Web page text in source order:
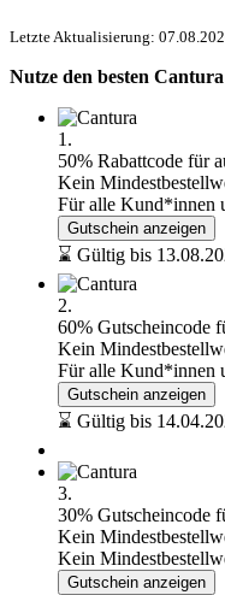
Letzte Aktualisierung:
Nutze den besten
1.
50% Rabattcode für
Kein
Für alle Kund*innen
Gutschein anzeigen
⌛ Gültig bis
2.
60% Gutscheincode
Kein
Für alle Kund*innen
Gutschein anzeigen
⌛ Gültig bis
3.
30% Gutscheincode
Kein
Kein
Gutschein anzeigen